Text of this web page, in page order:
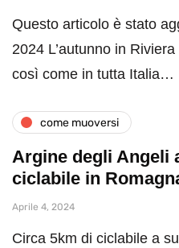
Questo articolo è stato
2024 L’autunno in
così come in tutta Italia…
come muoversi
Argine degli Angeli
ciclabile in
Aprile 4, 2024
Circa 5km di ciclabile a